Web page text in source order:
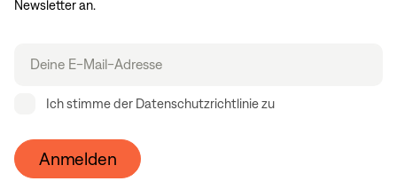
Newsletter an.
Ich stimme der Datenschutzrichtlinie zu
Anmelden